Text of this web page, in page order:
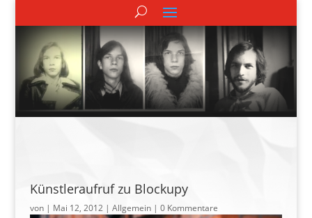
Künstleraufruf zu Blockupy
von | Mai 12, 2012| Allgemein | 0 Kommentare